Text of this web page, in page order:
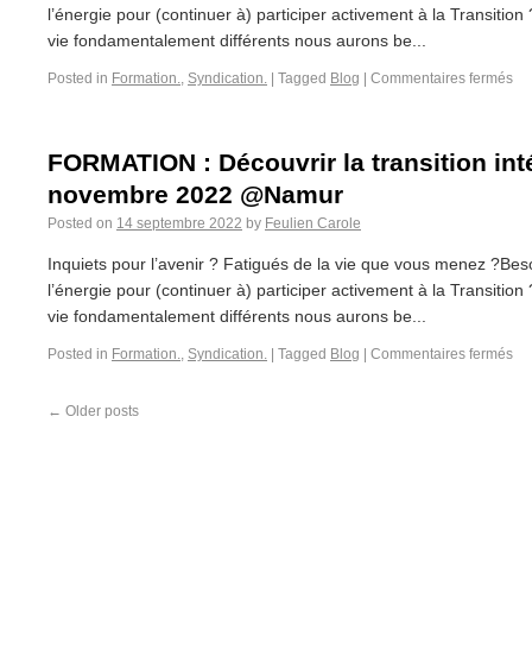
l’énergie pour (continuer à) participer activement à la
vie fondamentalement différents nous aurons be...
Posted in Formation., Syndication. Tagged Blog Commentaires fermés
FORMATION : Découvrir la transition
novembre 2022 @Namur
Posted on 14 septembre 2022 by Feulien Carole
Inquiets pour l’avenir ? Fatigués de la vie que vous menez
l’énergie pour (continuer à) participer activement à la
vie fondamentalement différents nous aurons be...
Posted in Formation., Syndication. Tagged Blog Commentaires fermés
← Older posts